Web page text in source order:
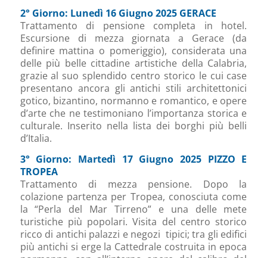
2° Giorno: Lunedì 16 Giugno 2025 GERACE
Trattamento di pensione completa in hotel.
Escursione di mezza giornata a Gerace (da
definire mattina o pomeriggio), considerata una
delle più belle cittadine artistiche della Calabria,
grazie al suo splendido centro storico le cui case
presentano ancora gli antichi stili architettonici
gotico, bizantino, normanno e romantico, e opere
d’arte che ne testimoniano l’importanza storica e
culturale. Inserito nella lista dei borghi più belli
d’Italia.
3° Giorno: Martedì 17 Giugno 2025 PIZZO E
TROPEA
Trattamento di mezza pensione. Dopo la
colazione partenza per Tropea, conosciuta come
la “Perla del Mar Tirreno” e una delle mete
turistiche più popolari. Visita del centro storico
ricco di antichi palazzi e negozi tipici; tra gli edifici
più antichi si erge la Cattedrale costruita in epoca